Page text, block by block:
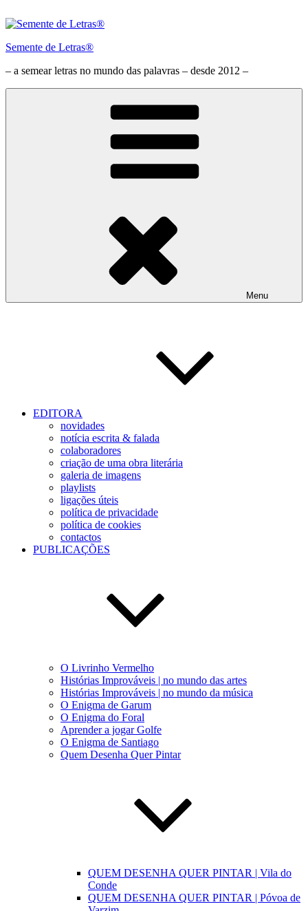
para
conteúdo
Semente de Letras®
– a semear letras no mundo das palavras – desde 2012 –
Menu
EDITORA
novidades
notícia escrita & falada
colaboradores
criação de uma obra literária
galeria de imagens
playlists
ligações úteis
política de privacidade
política de cookies
contactos
PUBLICAÇÕES
O Livrinho Vermelho
Histórias Improváveis | no mundo das artes
Histórias Improváveis | no mundo da música
O Enigma de Garum
O Enigma do Foral
Aprender a jogar Golfe
O Enigma de Santiago
Quem Desenha Quer Pintar
QUEM DESENHA QUER PINTAR | Vila do
Conde
QUEM DESENHA QUER PINTAR | Póvoa de